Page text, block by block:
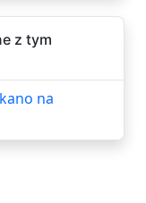
z tym
na